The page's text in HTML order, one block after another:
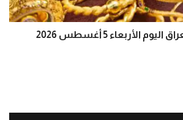
أسعار الذهب في العراق اليوم الأربعاء 5 أغسطس 2026